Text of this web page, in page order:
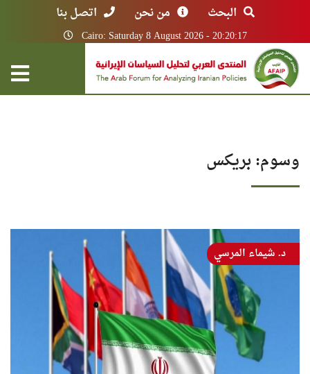
البحث من نحن اتصل بنا
Cairo: Saturday 8 August 2026 - 20:20:17
وسوم: بريكس
د. شيماء المرسي